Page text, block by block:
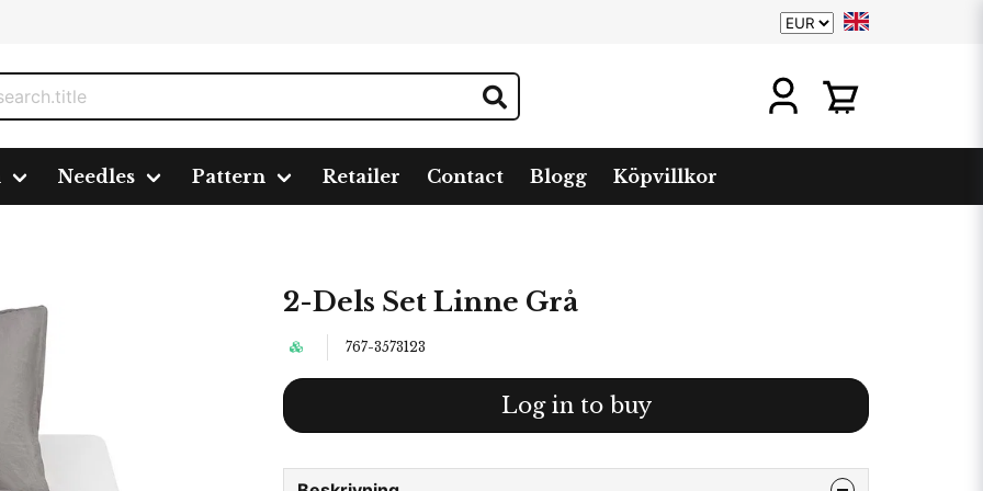
Needles Pattern Retailer Contact Blogg Köpvillkor
2-Dels Set Linne Grå
767-3573123
Log in to buy